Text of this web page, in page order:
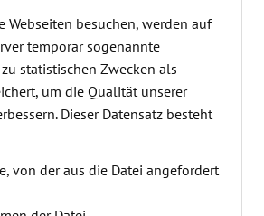
Webseiten besuchen, werden auf
temporär sogenannte
statistischen Zwecken als
um die Qualität unserer
Dieser Datensatz besteht
von der aus die Datei angefordert